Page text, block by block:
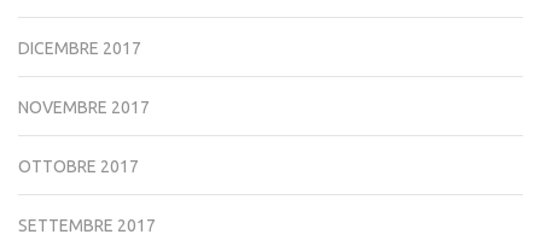
DICEMBRE 2017
NOVEMBRE 2017
OTTOBRE 2017
SETTEMBRE 2017